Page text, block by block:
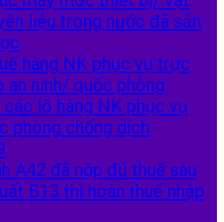
liệu trong nước đã sản
hàng NK phục vụ trực
an ninh/ quốc phòng
các lô hàng NK phục vụ
phòng chống dịch
A42 đã nộp đủ thuế sau
B13 thì hoàn thuế nhập